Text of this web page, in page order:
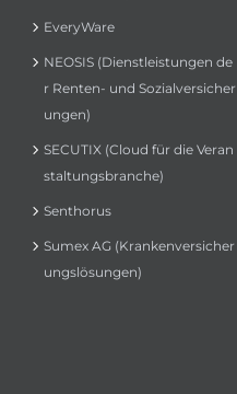
EveryWare
NEOSIS (Dienstleistungen de
r Renten- und Sozialversicher
ungen)
SECUTIX (Cloud für die Veran
staltungsbranche)
Senthorus
Sumex AG (Krankenversicher
ungslösungen)